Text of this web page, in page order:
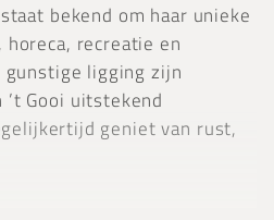
bekend om haar unieke
recreatie en
ligging zijn
Gooi uitstekend
geniet van rust,